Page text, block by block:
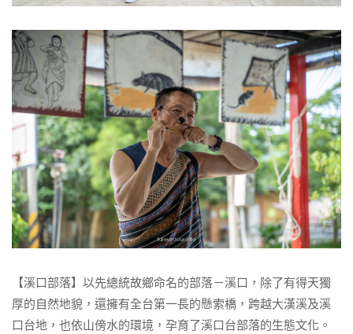
【溪口部落】以先總統故鄉命名的部落－溪口，除了有得天獨
厚的自然地貌，還擁有全台第一長的懸索橋，跨越大漢溪及溪
口台地，也依山傍水的環境，孕育了溪口台部落的生態文化。